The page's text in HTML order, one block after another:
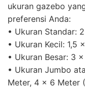
ukuran gazebo
preferensi Anda:
• Ukuran Standar:
• Ukuran Kecil: 1,5
• Ukuran Besar: 3
• Ukuran Jumbo
Meter, 4 x 6 Meter